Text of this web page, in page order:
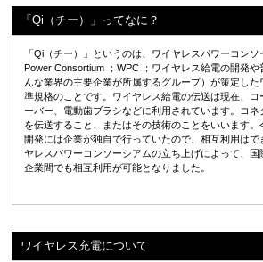
「Qi（チー）」ってなに？
「Qi（チー）」というのは、ワイヤレスパワーコン
Power Consortium ；WPC ；ワイヤレス給電の開発
んな業界の主要企業が所属するグループ）が策定し
準規格のことです。ワイヤレス給電の伝送は現在、コ
ーバー、電動歯ブラシなどに利用されています。コ
を伝送すること、またはその技術のことをいいます
開発には企業が独自で行っていたので、相互利用はで
ヤレスパワーコンソーシアムの立ち上げによって、国
企業間でも相互利用が可能となりました。
ワイヤレス充電について